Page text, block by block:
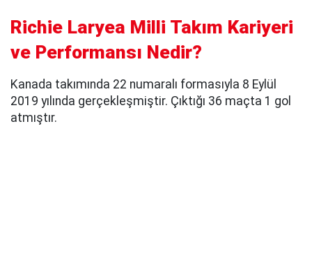
Richie Laryea Milli Takım Kariyeri
ve Performansı Nedir?
Kanada takımında 22 numaralı formasıyla 8 Eylül
2019 yılında gerçekleşmiştir. Çıktığı 36 maçta 1 gol
atmıştır.